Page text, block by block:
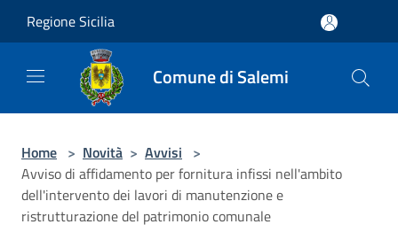
Regione Sicilia
Comune di Salemi
Home > Novità > Avvisi >
Avviso di affidamento per fornitura infissi nell'ambito
dell'intervento dei lavori di manutenzione e
ristrutturazione del patrimonio comunale